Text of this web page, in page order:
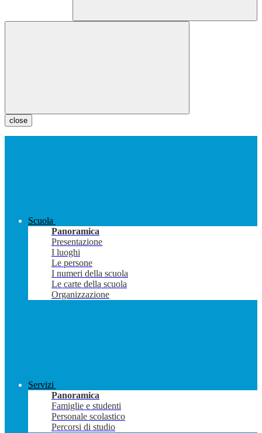
close
Scuola
Panoramica
Presentazione
I luoghi
Le persone
I numeri della scuola
Le carte della scuola
Organizzazione
Servizi
Panoramica
Famiglie e studenti
Personale scolastico
Percorsi di studio